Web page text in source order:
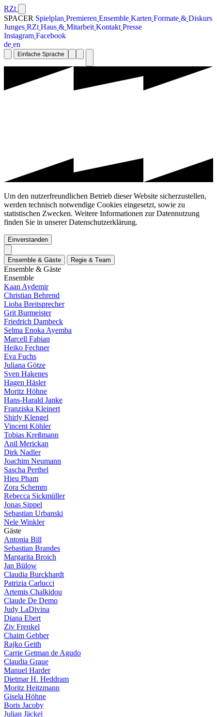
RZt
SPACER Spielplan Premieren Ensemble Karten Formate & Diskurs
Junges RZt Haus & Mitarbeit Kontakt Presse
Instagram Facebook
de en
Einfache Sprache
Um den nutzerfreundlichen Betrieb dieser Website sicherzustellen,
werden technisch notwendige Cookies eingesetzt, sowie zu
statistischen Zwecken. Weitere Informationen zur Datennutzung
finden Sie in unserer Datenschutzerklärung.
Einverstanden
Ensem b e & Gäste Regie & Team
Ensemble & Gäste
Ensemble
Kaan Aydemir
Christian Behrend
Lioba Breitsprecher
Grit Burmeister
Friedrich Dambeck
Selma Enoka Ayemba
Marcell Fabian
Heiko Fechner
Eva Fuchs
Juliana Götze
Sven Hakenes
Hagen Häsler
Moritz Höhne
Hans-Harald Janke
Franziska Kleinert
Shirly Klengel
Vincent Köhler
Tobias Kreßmann
Anil Merickan
Dirk Nadler
Joachim Neumann
Sascha Perthel
Hieu Pham
Zora Schemm
Rebecca Sickmüller
Jonas Sippel
Sebastian Urbanski
Nele Winkler
Gäste
Antonia Bill
Sebastian Brandes
Margarita Broich
Jan Bülow
Claudia Burckhardt
Patrizia Carlucci
Artemis Chalkidou
Claude De Demo
Judy LaDivina
Diana Ebert
Ziv Frenkel
Chaim Gebber
Rajko Geith
Carrie Getman de Agudo
Claudia Graue
Manuel Harder
Dietmar H. Heddram
Moritz Heitzmann
Gisela Höhne
Boris Jacoby
Julian Jäckel